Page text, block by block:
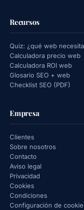
Recursos
Quiz: ¿qué web
Calculadora precio web
Calculadora ROI web
Glosario SEO + web
Checklist SEO (PDF)
Empresa
Clientes
Sobre nosotros
Contacto
Aviso legal
Privacidad
Cookies
Condiciones
Configuración de